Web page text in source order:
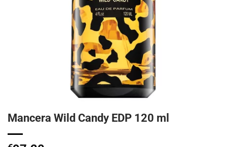
Mancera Wild Candy EDP 120 ml